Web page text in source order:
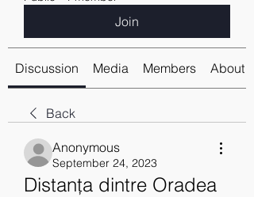
Join
Discussion Media Members About
Back
Anonymous
September 24, 2023
Distanța dintre Oradea